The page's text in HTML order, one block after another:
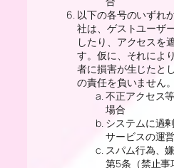
以下の各号のいずれ
社は、ゲストユーザ
したり、アクセスを
す。仮に、それによ
者に損害が生じたと
の責任を負いません。
不正アクセス
場合
システムに過
サービスの運
スパム行為、
第5条（禁止事